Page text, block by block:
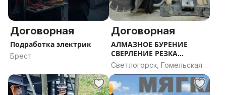
Договорная
Подработка электрик
Брест
Договорная
АЛМАЗНОЕ БУРЕНИЕ
СВЕРЛЕНИЕ РЕЗКА
БЕТОНА
Светлогорск, Гомельская
область